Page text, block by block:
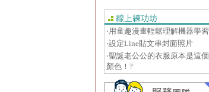
‧用童趣漫畫輕鬆理解機器學習
‧設定Line貼文串封面照片
‧聖誕老公公的衣服原本是這個
顏色！?